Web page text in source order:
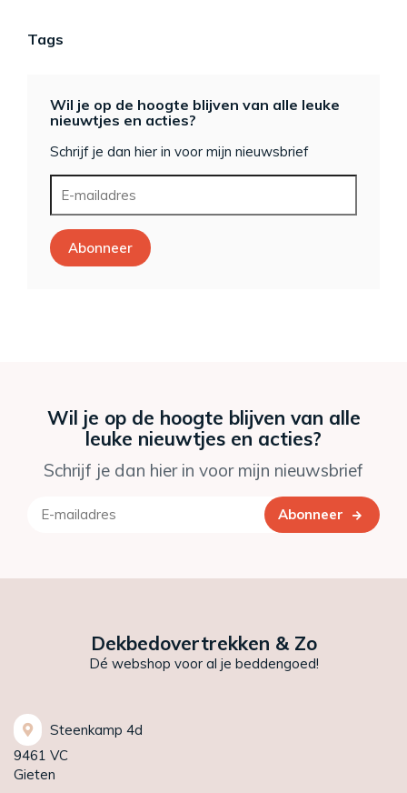
Tags
Wil je op de hoogte blijven van alle leuke
nieuwtjes en acties?
Schrijf je dan hier in voor mijn nieuwsbrief
Abonneer
Wil je op de hoogte blijven van alle
leuke nieuwtjes en acties?
Schrijf je dan hier in voor mijn nieuwsbrief
Abonneer
Dekbedovertrekken & Zo
Dé webshop voor al je beddengoed!
Steenkamp 4d
9461 VC
Gieten